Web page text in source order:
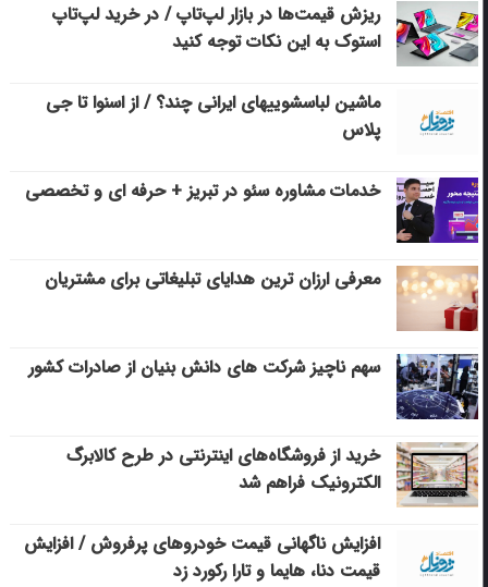
ریزش قیمت‌ها در بازار لپ‌تاپ / در خرید لپ‌تاپ
استوک به این نکات توجه کنید
ماشین لباسشویی‎های ایرانی چند؟ / از اسنوا تا جی
پلاس
خدمات مشاوره سئو در تبریز + حرفه ای و تخصصی
معرفی ارزان ترین هدایای تبلیغاتی برای مشتریان
سهم ناچیز شرکت های دانش بنیان از صادرات کشور
خرید از فروشگاه‌های اینترنتی در طرح کالابرگ
الکترونیک فراهم شد
افزایش ناگهانی قیمت خودروهای پرفروش / افزایش
قیمت دنا، هایما و تارا رکورد زد